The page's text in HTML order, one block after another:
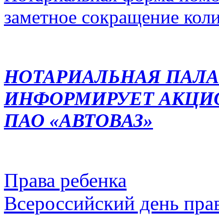
заметное сокращение
НОТАРИАЛЬНАЯ
ИНФОРМИРУЕТ
ПАО «АВТОВАЗ»
Права ребенка
Всероссийский день